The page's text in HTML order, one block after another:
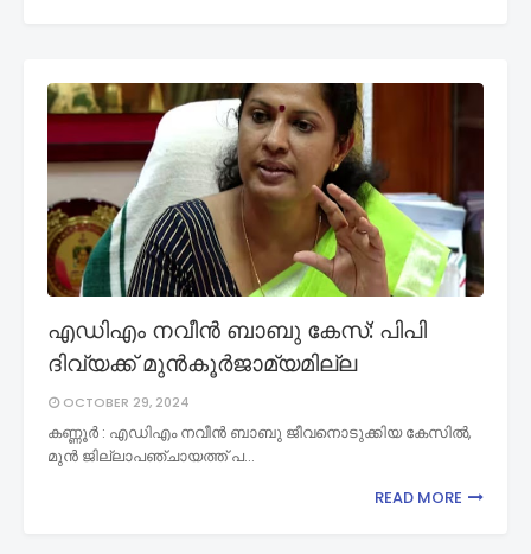
എഡിഎം നവീൻ ബാബു കേസ്: പിപി
ദിവ്യക്ക് മുൻകൂർജാമ്യമില്ല
OCTOBER 29, 2024
കണ്ണൂർ : എഡിഎം നവീൻ ബാബു ജീവനൊടുക്കിയ കേസിൽ,
മുൻ ജില്ലാപഞ്ചായത്ത് പ…
READ MORE